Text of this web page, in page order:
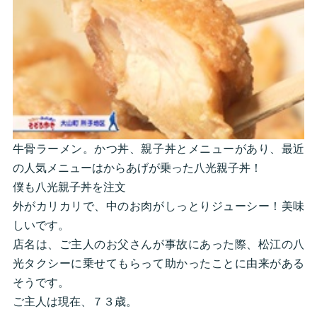
牛骨ラーメン。かつ丼、親子丼とメニューがあり、最近
の人気メニューはからあげが乗った八光親子丼！
僕も八光親子丼を注文
外がカリカリで、中のお肉がしっとりジューシー！美味
しいです。
店名は、ご主人のお父さんが事故にあった際、松江の八
光タクシーに乗せてもらって助かったことに由来がある
そうです。
ご主人は現在、７３歳。